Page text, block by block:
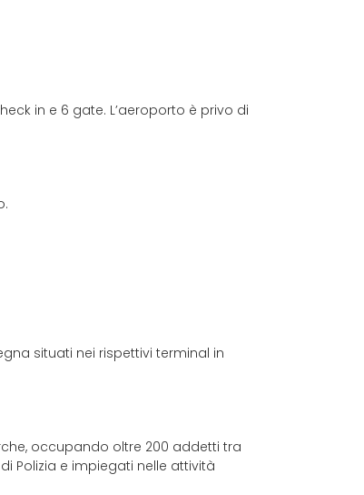
in e 6 gate. L’aeroporto è privo di
situati nei rispettivi terminal in
occupando oltre 200 addetti tra
Polizia e impiegati nelle attività